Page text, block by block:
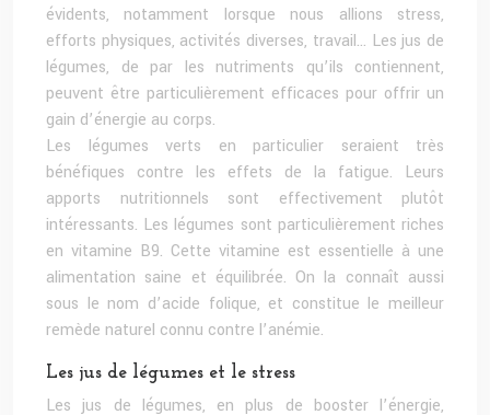
évidents, notamment lorsque nous allions stress,
efforts physiques, activités diverses, travail… Les jus de
légumes, de par les nutriments qu’ils contiennent,
peuvent être particulièrement efficaces pour offrir un
gain d’énergie au corps.
Les légumes verts en particulier seraient très
bénéfiques contre les effets de la fatigue. Leurs
apports nutritionnels sont effectivement plutôt
intéressants. Les légumes sont particulièrement riches
en vitamine B9. Cette vitamine est essentielle à une
alimentation saine et équilibrée. On la connaît aussi
sous le nom d’acide folique, et constitue le meilleur
remède naturel connu contre l’anémie.
Les jus de légumes et le stress
Les jus de légumes, en plus de booster l’énergie,